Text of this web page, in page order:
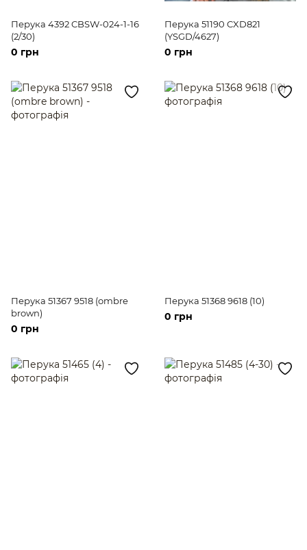
Перука 4392 CBSW-024-1-16
(2/30)
0 грн
Перука 51190 CXD821
(YSGD/4627)
0 грн
Перука 51367 9518 (ombre
brown)
0 грн
Перука 51368 9618 (10)
0 грн